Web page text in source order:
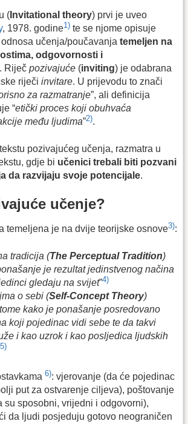
( Invitational theory) prvi je uveo
, 1978. godine1) te se njome opisuje
odnosa učenja/poučavanja temeljen na
odgovornosti i
. Riječ pozivajuće (inviting) je odabrana
riječi invitare. U prijevodu to znači
za razmatranje”, ali definicija
“etički proces koji obuhvaća
među ljudima”2).
pozivajućeg učenja, razmatra u
gdje bi učenici trebali biti pozvani
da razvijaju svoje potencijale.
učenje?
temeljena je na dvije teorijske osnove3):
tradicija (The Perceptual Tradition)
je rezultat jedinstvenog načina
gledaju na svijet”4)
o sebi (Self-Concept Theory)
kako je ponašanje posredovano
koji pojedinac vidi sebe te da takvi
i kao uzrok i kao posljedica ljudskih
5)
6): vjerovanje (da će pojedinac
put za ostvarenje ciljeva), poštovanje
su sposobni, vrijedni i odgovorni),
da ljudi posjeduju gotovo neograničen